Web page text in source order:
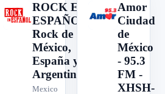
R
ROCK EN
ESPAÑOL:
Rock de
México,
España y
Argentina
Mexico
A
Amor
Ciudad
de
México
- 95.3
FM -
XHSH-